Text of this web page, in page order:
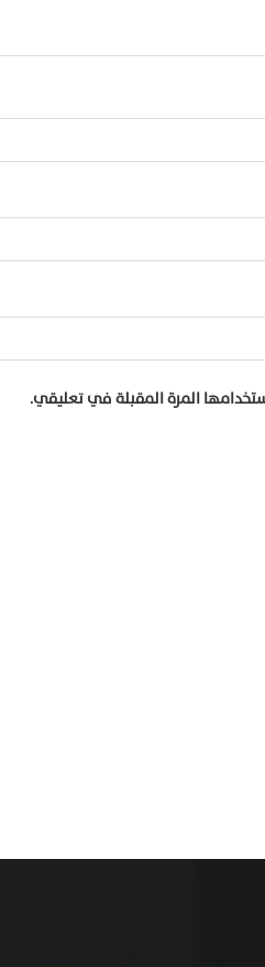
المرة المقبلة في تعليقي.